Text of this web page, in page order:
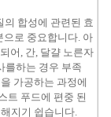
의 합성에 관련된 효
으로 중요합니다. 아
어 , 간, 달걀 노른자
를하는 경우 부족
을 가공하는 과정에
트 푸드에 편중 된
지기 쉽습니다